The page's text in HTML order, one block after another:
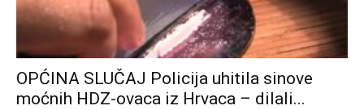
OPĆINA SLUČAJ Policija uhitila sinove
moćnih HDZ-ovaca iz Hrvaca – dilali...